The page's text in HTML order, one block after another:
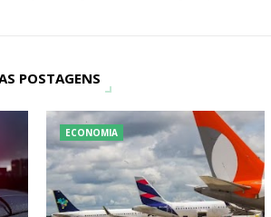
POSTAGENS
ECONOMIA